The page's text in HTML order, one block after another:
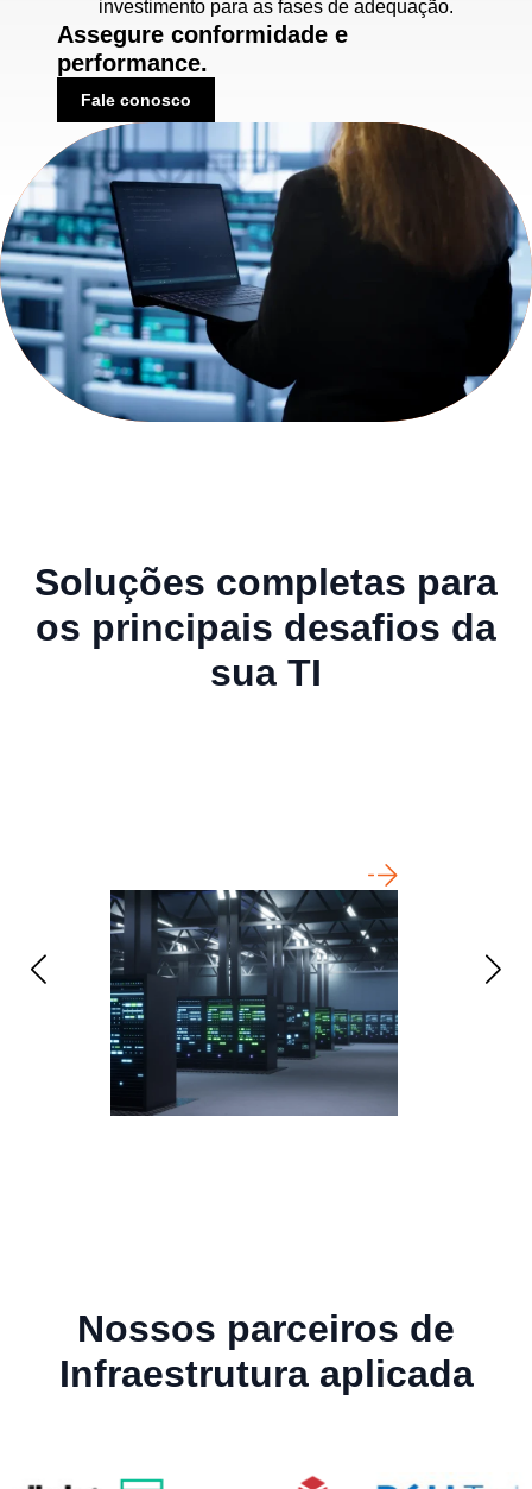
investimento para as fases de adequação.
Assegure conformidade e
performance.
Fale conosco
Soluções completas para
os principais desafios da
sua TI
Nossos parceiros de
Infraestrutura aplicada